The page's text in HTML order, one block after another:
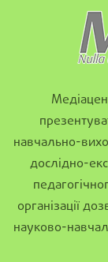
навчально-
дослідно-
організації
науково-